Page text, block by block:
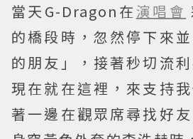
當天G-Dragon在 演唱會
的橋段時，忽然停下來
的朋友」，接著秒切流
現在就在這裡，來支持
著一邊在觀眾席尋找好